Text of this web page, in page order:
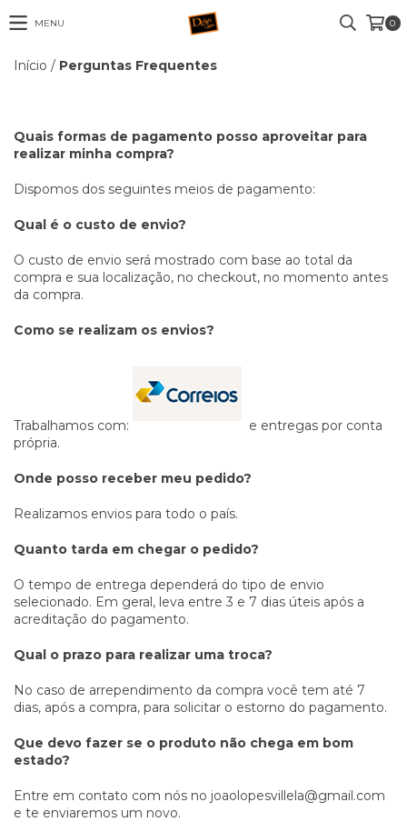
MENU 0
Início / Perguntas Frequentes
Quais formas de pagamento posso aproveitar para
realizar minha compra?
Dispomos dos seguintes meios de pagamento:
Qual é o custo de envio?
O custo de envio será mostrado com base ao total da
compra e sua localização, no checkout, no momento antes
da compra.
Como se realizam os envios?
Trabalhamos com:
e entregas por conta
própria.
Onde posso receber meu pedido?
Realizamos envios para todo o país.
Quanto tarda em chegar o pedido?
O tempo de entrega dependerá do tipo de envio
selecionado. Em geral, leva entre 3 e 7 dias úteis após a
acreditação do pagamento.
Qual o prazo para realizar uma troca?
No caso de arrependimento da compra você tem até 7
dias, após a compra, para solicitar o estorno do pagamento.
Que devo fazer se o produto não chega em bom
estado?
Entre em contato com nós no joaolopesvillela@gmail.com
e te enviaremos um novo.